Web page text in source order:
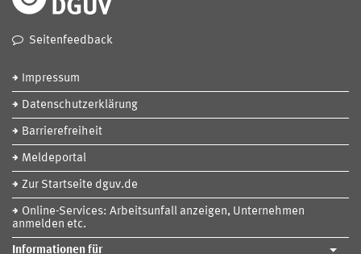
Seitenfeedback
Impressum
Datenschutzerklärung
Barrierefreiheit
Meldeportal
Zur Startseite dguv.de
Online-Services: Arbeitsunfall anzeigen, Unternehmen
anmelden etc.
Informationen für